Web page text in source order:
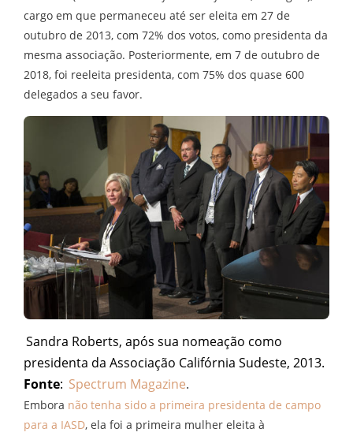
cargo em que permaneceu até ser eleita em 27 de
outubro de 2013, com 72% dos votos, como presidenta da
mesma associação. Posteriormente, em 7 de outubro de
2018, foi reeleita presidenta, com 75% dos quase 600
delegados a seu favor.
Sandra Roberts, após sua nomeação como
presidenta da Associação Califórnia Sudeste, 2013.
Fonte: Spectrum Magazine.
Embora não tenha sido a primeira presidenta de campo
para a IASD, ela foi a primeira mulher eleita à